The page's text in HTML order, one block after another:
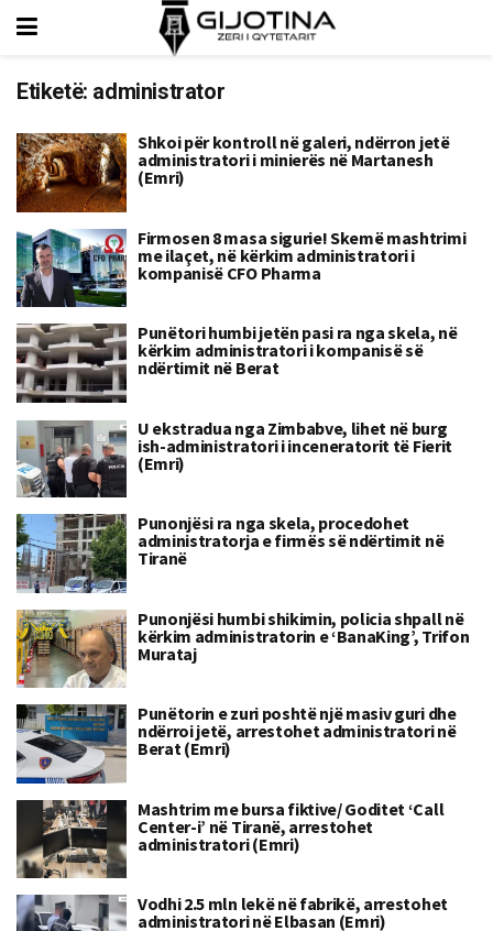
Etiketë: administrator
Shkoi për kontroll në galeri, ndërron jetë
administratori i minierës në Martanesh
(Emri)
Firmosen 8 masa sigurie! Skemë mashtrimi
me ilaçet, në kërkim administratori i
kompanisë CFO Pharma
Punëtori humbi jetën pasi ra nga skela, në
kërkim administratori i kompanisë së
ndërtimit në Berat
U ekstradua nga Zimbabve, lihet në burg
ish-administratori i inceneratorit të Fierit
(Emri)
Punonjësi ra nga skela, procedohet
administratorja e firmës së ndërtimit në
Tiranë
Punonjësi humbi shikimin, policia shpall në
kërkim administratorin e ‘BanaKing’, Trifon
Murataj
Punëtorin e zuri poshtë një masiv guri dhe
ndërroi jetë, arrestohet administratori në
Berat (Emri)
Mashtrim me bursa fiktive/ Goditet ‘Call
Center-i’ në Tiranë, arrestohet
administratori (Emri)
Vodhi 2.5 mln lekë në fabrikë, arrestohet
administratori në Elbasan (Emri)